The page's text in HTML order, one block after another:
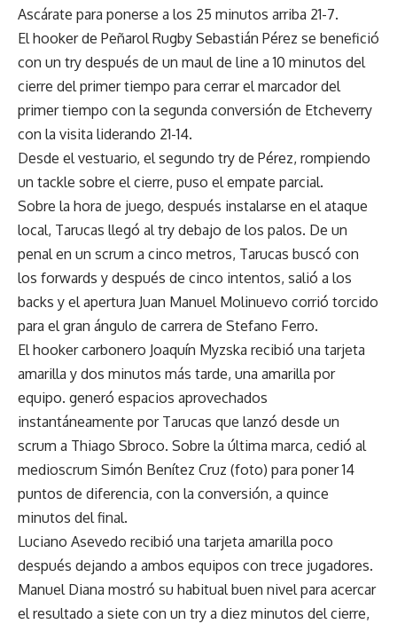
Ascárate para ponerse a los 25 minutos arriba 21-7.
El hooker de Peñarol Rugby Sebastián Pérez se benefició
con un try después de un maul de line a 10 minutos del
cierre del primer tiempo para cerrar el marcador del
primer tiempo con la segunda conversión de Etcheverry
con la visita liderando 21-14.
Desde el vestuario, el segundo try de Pérez, rompiendo
un tackle sobre el cierre, puso el empate parcial.
Sobre la hora de juego, después instalarse en el ataque
local, Tarucas llegó al try debajo de los palos. De un
penal en un scrum a cinco metros, Tarucas buscó con
los forwards y después de cinco intentos, salió a los
backs y el apertura Juan Manuel Molinuevo corrió torcido
para el gran ángulo de carrera de Stefano Ferro.
El hooker carbonero Joaquín Myzska recibió una tarjeta
amarilla y dos minutos más tarde, una amarilla por
equipo. generó espacios aprovechados
instantáneamente por Tarucas que lanzó desde un
scrum a Thiago Sbroco. Sobre la última marca, cedió al
medioscrum Simón Benítez Cruz (foto) para poner 14
puntos de diferencia, con la conversión, a quince
minutos del final.
Luciano Asevedo recibió una tarjeta amarilla poco
después dejando a ambos equipos con trece jugadores.
Manuel Diana mostró su habitual buen nivel para acercar
el resultado a siete con un try a diez minutos del cierre,